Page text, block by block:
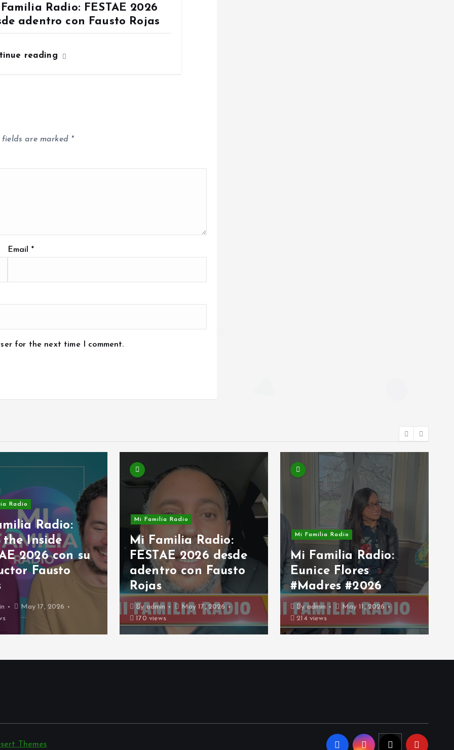
Radio: FESTAE 2026
adentro con Fausto Rojas
reading
fields are marked *
Email *
for the next time I comment.
Radio
Radio:
the Inside
2026 con su
Fausto
May 17, 2026
Mi Familia Radio
Mi Familia Radio:
FESTAE 2026 desde
adentro con Fausto
Rojas
Byadmin
May 17, 2026
170 views
Mi Familia Radio
Mi Familia Radio:
Eunice Flores
#Madres #2026
Byadmin
May 11, 2026
214 views
Themes